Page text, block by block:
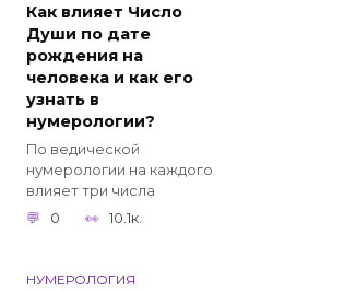
Как влияет Число
Души по дате
рождения на
человека и как его
узнать в
нумерологии?
По ведической
нумерологии на каждого
влияет три числа
0
10.1к.
НУМЕРОЛОГИЯ